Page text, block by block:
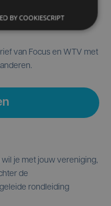
van Focus en WTV met
je met jouw vereniging,
de
rondleiding
BY COOKIESCRIPT